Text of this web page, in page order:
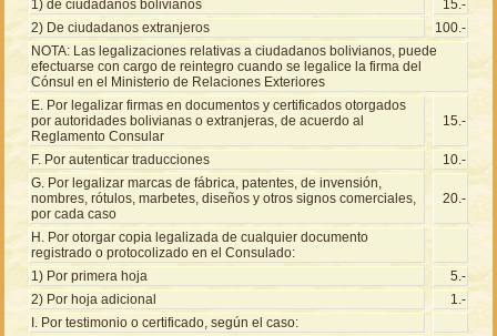
1) de ciudadanos bolivianos
15.-
2) De ciudadanos extranjeros
100.-
NOTA: Las legalizaciones relativas a ciudadanos bolivianos, puede
efectuarse con cargo de reintegro cuando se legalice la firma del
Cónsul en el Ministerio de Relaciones Exteriores
E. Por legalizar firmas en documentos y certificados otorgados
por autoridades bolivianas o extranjeras, de acuerdo al
Reglamento Consular
15.-
F. Por autenticar traducciones
10.-
G. Por legalizar marcas de fábrica, patentes, de invensión,
nombres, rótulos, marbetes, diseños y otros signos comerciales,
por cada caso
20.-
H. Por otorgar copia legalizada de cualquier documento
registrado o protocolizado en el Consulado:
1) Por primera hoja
5.-
2) Por hoja adicional
1.-
I. Por testimonio o certificado, según el caso: